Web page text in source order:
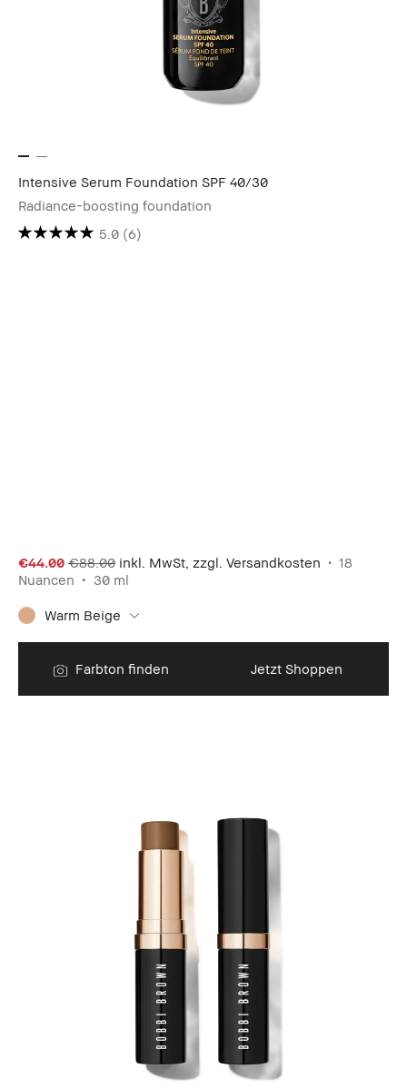
Intensive Serum Foundation SPF 40/30
Radiance-boosting foundation
5.0 (6)
€44.00 €88.00 inkl. MwSt, zzgl. Versandkosten
18
Nuancen
30 ml
Warm Beige
Farbton finden Jetzt Shoppen